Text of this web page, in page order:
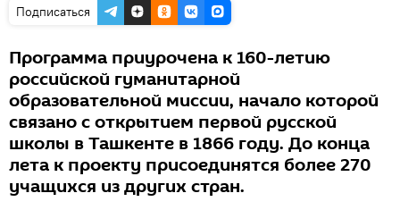
Подписаться
Программа приурочена к 160-летию
российской гуманитарной
образовательной миссии, начало которой
связано с открытием первой русской
школы в Ташкенте в 1866 году. До конца
лета к проекту присоединятся более 270
учащихся из других стран.